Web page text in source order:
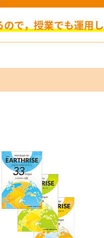
で，授業でも運用